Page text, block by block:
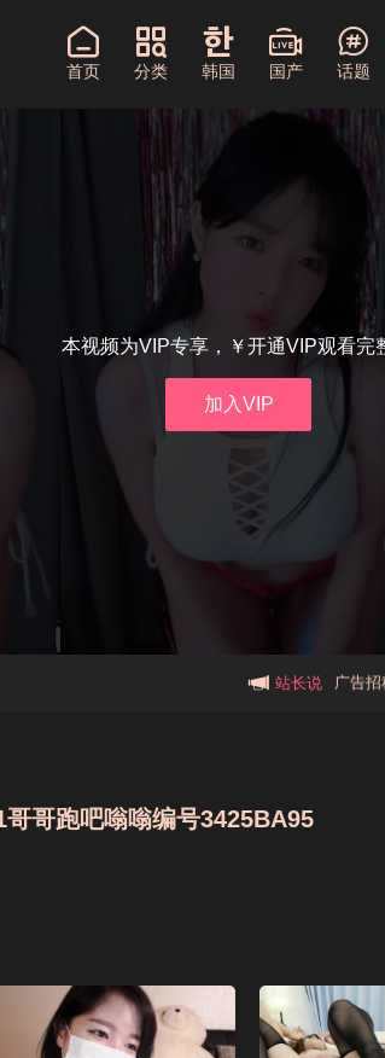
首页 分类 韩国 国产 话题
本视频为VIP专享，￥开通VIP观看完
加入VIP
站长说 广告
哥跑吧嗡嗡编号3425BA95